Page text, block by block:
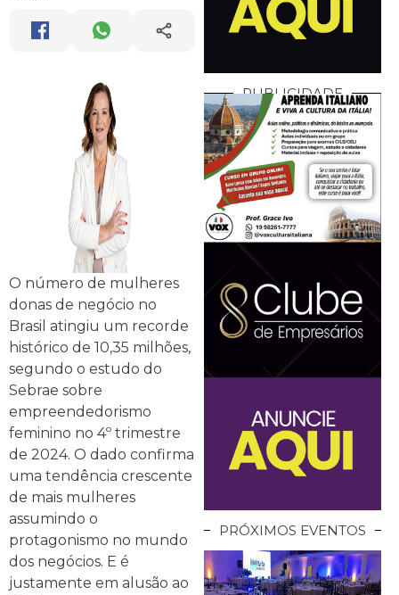
O número de mulheres
donas de negócio no
Brasil atingiu um recorde
histórico de 10,35 milhões,
segundo o estudo do
Sebrae sobre
empreendedorismo
feminino no 4º trimestre
de 2024. O dado confirma
uma tendência crescente
de mais mulheres
assumindo o
protagonismo no mundo
dos negócios. E é
justamente em alusão ao
PUBLICIDADE
PRÓXIMOS EVENTOS